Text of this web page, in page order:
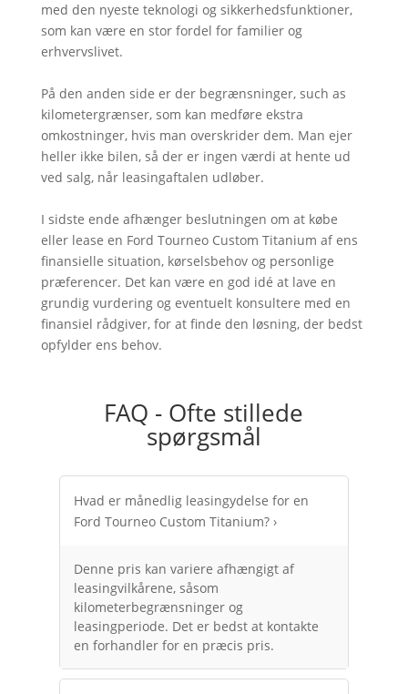
med den nyeste teknologi og sikkerhedsfunktioner,
som kan være en stor fordel for familier og
erhvervslivet.
På den anden side er der begrænsninger, such as
kilometergrænser, som kan medføre ekstra
omkostninger, hvis man overskrider dem. Man ejer
heller ikke bilen, så der er ingen værdi at hente ud
ved salg, når leasingaftalen udløber.
I sidste ende afhænger beslutningen om at købe
eller lease en Ford Tourneo Custom Titanium af ens
finansielle situation, kørselsbehov og personlige
præferencer. Det kan være en god idé at lave en
grundig vurdering og eventuelt konsultere med en
finansiel rådgiver, for at finde den løsning, der bedst
opfylder ens behov.
FAQ - Ofte stillede
spørgsmål
Hvad er månedlig leasingydelse for en
Ford Tourneo Custom Titanium? ›
Denne pris kan variere afhængigt af
leasingvilkårene, såsom
kilometerbegrænsninger og
leasingperiode. Det er bedst at kontakte
en forhandler for en præcis pris.